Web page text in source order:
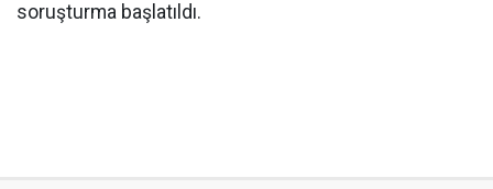
soruşturma başlatıldı.